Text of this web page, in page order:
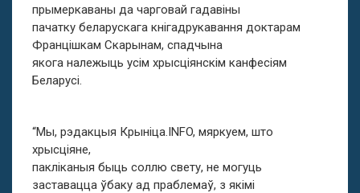
прымеркаваны да чарговай гадавіны
пачатку беларускага кнігадрукавання доктарам
Францішкам Скарынам, спадчына
якога належыць усім хрысціянскім канфесіям
Беларусі.
“Мы, рэдакцыя Крыніца.INFO, мяркуем, што
хрысціяне,
пакліканыя быць соллю свету, не могуць
заставацца ўбаку ад праблемаў, з якімі